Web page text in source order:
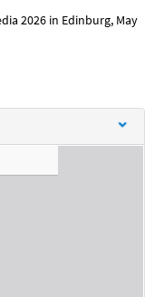
2026 in Edinburg, May